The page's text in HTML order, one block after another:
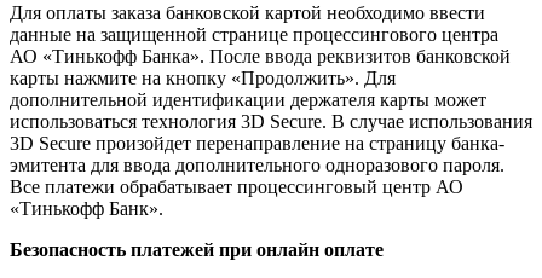
Для оплаты заказа банковской картой необходимо ввести
данные на защищенной странице процессингового центра
АО «Тинькофф Банка». После ввода реквизитов банковской
карты нажмите на кнопку «Продолжить». Для
дополнительной идентификации держателя карты может
использоваться технология 3D Secure. В случае использования
3D Secure произойдет перенаправление на страницу банка-
эмитента для ввода дополнительного одноразового пароля.
Все платежи обрабатывает процессинговый центр АО
«Тинькофф Банк».
Безопасность платежей при онлайн оплате